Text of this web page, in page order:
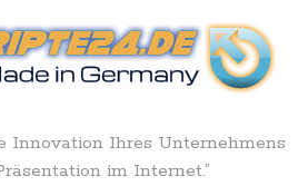
Innovation Ihres Unternehmens
im Internet.”